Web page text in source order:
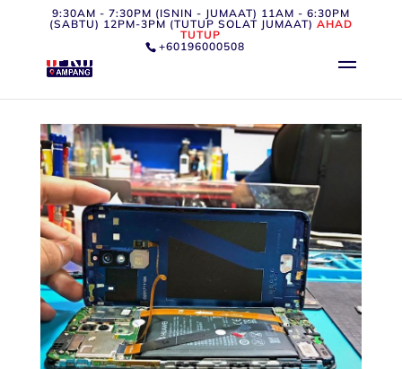
9:30AM - 7:30PM (ISNIN - JUMAAT) 11AM - 6:30PM
(SABTU) 12PM-3PM (TUTUP SOLAT JUMAAT) AHAD
TUTUP
+60196000508